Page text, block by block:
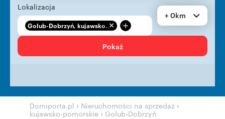
Lokalizacja
Golub-Dobrzyń, kujawsko... +
+ 0km
Pokaż
Domiporta.pl › Nieruchomości na sprzedaż ›
kujawsko-pomorskie › Golub-Dobrzyń